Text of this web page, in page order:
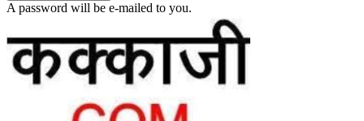
A password will be e-mailed to you.